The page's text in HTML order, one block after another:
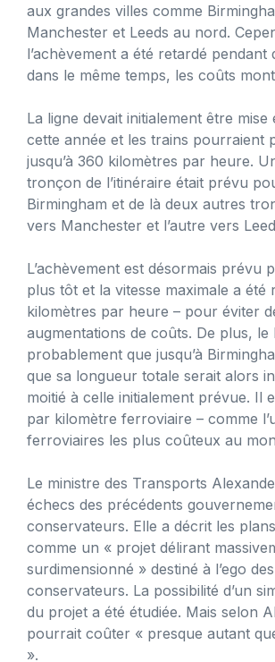
aux grandes villes comme
Manchester et Leeds au nord.
l’achèvement a été retardé pendant
dans le même temps, les coûts
La ligne devait initialement être mise
cette année et les trains pourraient
jusqu’à 360 kilomètres par heure.
tronçon de l’itinéraire était prévu
Birmingham et de là deux autres
vers Manchester et l’autre vers
L’achèvement est désormais prévu
plus tôt et la vitesse maximale a été
kilomètres par heure – pour éviter
augmentations de coûts. De plus, le
probablement que jusqu’à
que sa longueur totale serait alors
moitié à celle initialement prévue. Il
par kilomètre ferroviaire – comme
ferroviaires les plus coûteux au
Le ministre des Transports
échecs des précédents
conservateurs. Elle a décrit les
comme un « projet délirant
surdimensionné » destiné à l’ego
conservateurs. La possibilité d’un
du projet a été étudiée. Mais selon
pourrait coûter « presque autant
».